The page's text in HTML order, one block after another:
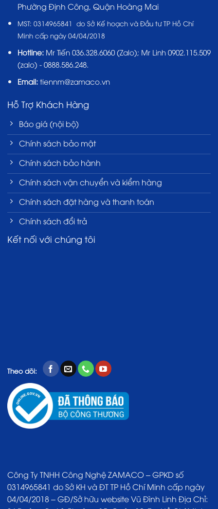
Phường Định Công, Quận Hoàng Mai
MST: 0314965841 do Sở Kế hoạch và Đầu tư TP Hồ Chí
Minh cấp ngày 04/04/2018
Hotline: Mr Tiến 036.328.6060(Zalo); Mr Linh 0902.115.509
(zalo) - 0888.586.248.
Email:tiennm@zamaco.vn
Hỗ Trợ Khách Hàng
Báo giá (nội bộ)
Chính sách bảo mật
Chính sách bảo hành
Chính sách vận chuyển và kiểm hàng
Chính sách đặt hàng và thanh toán
Chính sách đổi trả
Kết nối với chúng tôi
Theo dõi:
Công Ty TNHH Công Nghệ ZAMACO – GPKD số
0314965841 do Sở KH và ĐT TP Hồ Chí Minh cấp ngày
04/04/2018 – GĐ/Sở hữu website Vũ Đình Linh Địa Chỉ: